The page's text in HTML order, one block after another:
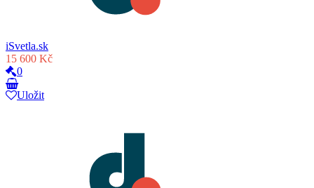
iSvetla.sk
15 600 Kč
0
Uložit